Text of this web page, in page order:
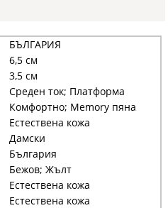
БЪЛГАРИЯ
6,5 см
3,5 см
Среден ток; Платформа
Комфортно; Memory пяна
Естествена кожа
Дамски
България
Бежов; Жълт
Естествена кожа
Естествена кожа